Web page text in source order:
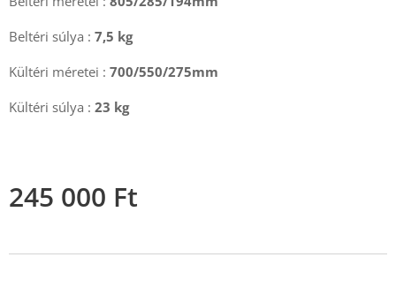
Beltéri súlya : 7,5 kg
Kültéri méretei : 700/550/275mm
Kültéri súlya : 23 kg
245 000 Ft